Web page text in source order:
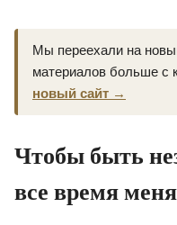
Мы переехали на
материалов больше с
новый сайт →
Чтобы быть
все время